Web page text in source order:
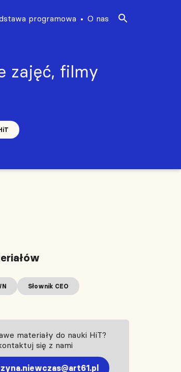
zajęć, filmy
programowa O nas
Słownik CEO
materiały do nauki HiT?
się z nami